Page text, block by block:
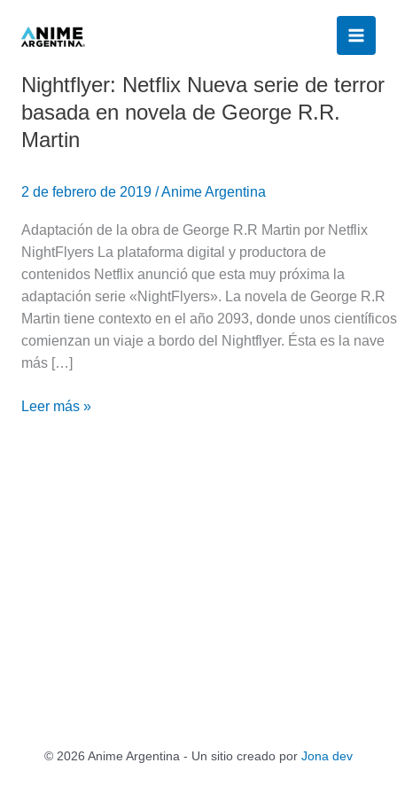
Nightflyer: Netflix Nueva serie de terror
basada en novela de George R.R.
Martin
2 de febrero de 2019 /Anime Argentina
Adaptación de la obra de George R.R Martin por Netflix
NightFlyers La plataforma digital y productora de
contenidos Netflix anunció que esta muy próxima la
adaptación serie «NightFlyers». La novela de George R.R
Martin tiene contexto en el año 2093, donde unos científicos
comienzan un viaje a bordo del Nightflyer. Ésta es la nave
más […]
Nightflyer:
Netflix
serie
terror
en
novela
de
George
R.R.
Martin
Leer más »
© 2026 Anime Argentina - Un sitio creado por Jona dev